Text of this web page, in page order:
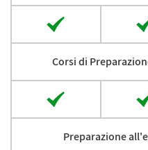
Corsi di
Preparazione